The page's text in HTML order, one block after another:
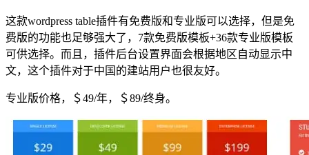
这款wordpress table插件有免费版和专业版可以选择，但是免
费版的功能也足够强大了，7款免费版模板+36款专业版模板
可供选择。而且，插件后台设置界面会根据地区自动显示中
文，这个插件对于中国的建站用户也很友好。
专业版价格，＄49/年，＄89/终身。